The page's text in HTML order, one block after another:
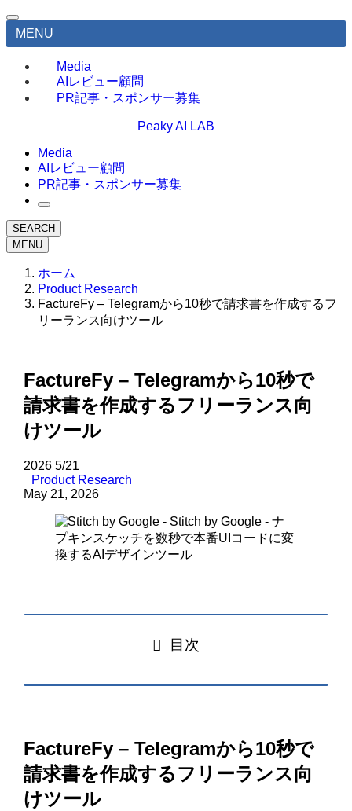
MENU
Media
AIレビュー顧問
PR記事・スポンサー募集
Peaky AI LAB
Media
AIレビュー顧問
PR記事・スポンサー募集
SEARCH
MENU
ホーム
Product Research
FactureFy – Telegramから10秒で請求書を作成するフ
リーランス向けツール
FactureFy – Telegramから10秒で
請求書を作成するフリーランス向
けツール
2026 5/21
Product Research
May 21, 2026
目次
FactureFy – Telegramから10秒で
請求書を作成するフリーランス向
けツール